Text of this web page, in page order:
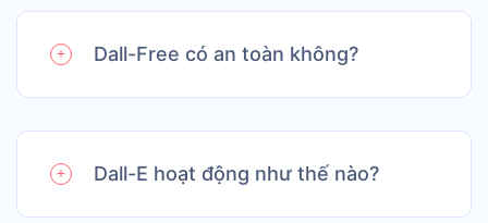
Dall-Free có an toàn không?
Dall-E hoạt động như thế nào?